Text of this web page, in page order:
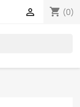
shopping_cart (0)
